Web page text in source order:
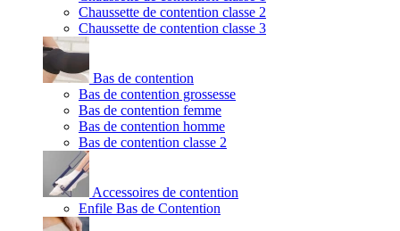
Chaussette de contention classe 2
Chaussette de contention classe 3
Bas de contention
Bas de contention grossesse
Bas de contention femme
Bas de contention homme
Bas de contention classe 2
Accessoires de contention
Enfile Bas de Contention